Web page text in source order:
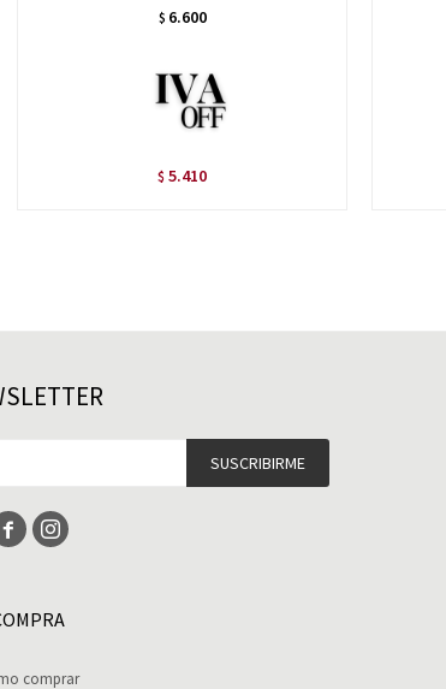
$ 6.600
$ 5.410
comprar
SUSCRIBIRME
 